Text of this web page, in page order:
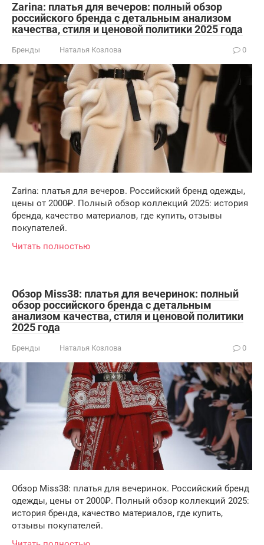
Zarina: платья для вечеров: полный обзор
российского бренда с детальным анализом
качества, стиля и ценовой политики 2025 года
Бренды Наталья Козлова 0
Zarina: платья для вечеров. Российский бренд одежды,
цены от 2000₽. Полный обзор коллекций 2025: история
бренда, качество материалов, где купить, отзывы
покупателей.
Читать полностью
Обзор Miss38: платья для вечеринок: полный
обзор российского бренда с детальным
анализом качества, стиля и ценовой политики
2025 года
Бренды Наталья Козлова 0
Обзор Miss38: платья для вечеринок. Российский бренд
одежды, цены от 2000₽. Полный обзор коллекций 2025:
история бренда, качество материалов, где купить,
отзывы покупателей.